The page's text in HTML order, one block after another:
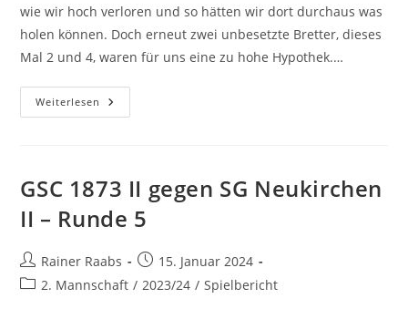
wie wir hoch verloren und so hätten wir dort durchaus was
holen können. Doch erneut zwei unbesetzte Bretter, dieses
Mal 2 und 4, waren für uns eine zu hohe Hypothek.…
Weiterlesen ESV
Lok
1873
II
Runde
6
GSC 1873 II gegen SG Neukirchen
II – Runde 5
Beitrags-
Autor:
Rainer Raabs
Beitrag
veröffentlicht:
15. Januar 2024
Beitrags-
2. Mannschaft / 2023/24 / Spielbericht